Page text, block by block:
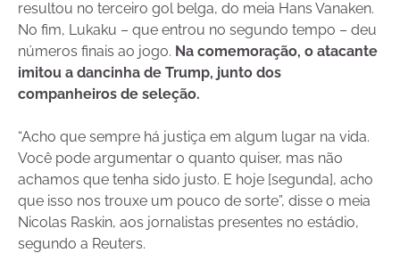
resultou no terceiro gol belga, do meia Hans Vanaken.
No fim, Lukaku – que entrou no segundo tempo – deu
números finais ao jogo. Na comemoração, o atacante
imitou a dancinha de Trump, junto dos
companheiros de seleção.
“Acho que sempre há justiça em algum lugar na vida.
Você pode argumentar o quanto quiser, mas não
achamos que tenha sido justo. E hoje [segunda], acho
que isso nos trouxe um pouco de sorte”, disse o meia
Nicolas Raskin, aos jornalistas presentes no estádio,
segundo a Reuters.